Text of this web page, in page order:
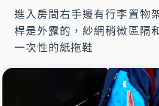
進入房間右手邊有行李置物
桿是外露的，紗網稍微區隔
一次性的紙拖鞋